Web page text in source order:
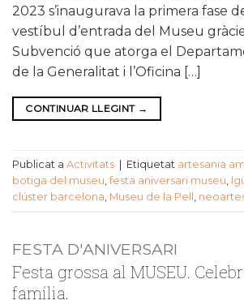
2023 s’inaugurava la primera fase
vestíbul d’entrada del Museu
Subvenció que atorga el
de la Generalitat i l’Oficina […]
CONTINUAR LLEGINT →
Publicat a Activitats | Etiquetat artesania
botiga del museu festa aniversari museu
clúster barcelona Museu de la Pell
FESTA D'ANIVERSARI
Festa grossa al MUSEU.
família.